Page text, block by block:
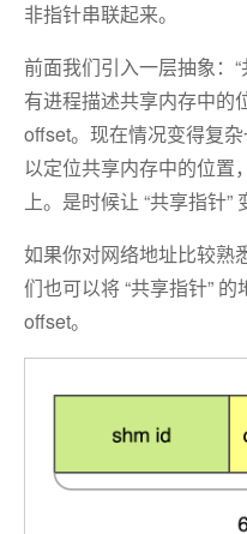
非指针串联起来。
前面我们引入一层抽象：
有进程描述共享内存中的
offset。现在情况变得复
以定位共享内存中的位置
上。是时候让 “共享指针”
如果你对网络地址比较熟
们也可以将 “共享指针”
offset。